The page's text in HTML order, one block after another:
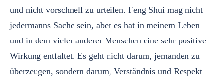
und nicht vorschnell zu urteilen. Feng Shui mag nicht
jedermanns Sache sein, aber es hat in meinem Leben
und in dem vieler anderer Menschen eine sehr positive
Wirkung entfaltet. Es geht nicht darum, jemanden zu
überzeugen, sondern darum, Verständnis und Respekt